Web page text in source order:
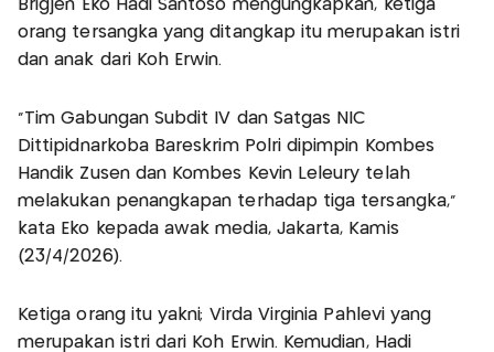
Brigjen Eko Hadi Santoso mengungkapkan, ketiga
orang tersangka yang ditangkap itu merupakan istri
dan anak dari Koh Erwin.
"Tim Gabungan Subdit IV dan Satgas NIC
Dittipidnarkoba Bareskrim Polri dipimpin Kombes
Handik Zusen dan Kombes Kevin Leleury telah
melakukan penangkapan terhadap tiga tersangka,"
kata Eko kepada awak media, Jakarta, Kamis
(23/4/2026).
Ketiga orang itu yakni; Virda Virginia Pahlevi yang
merupakan istri dari Koh Erwin. Kemudian, Hadi